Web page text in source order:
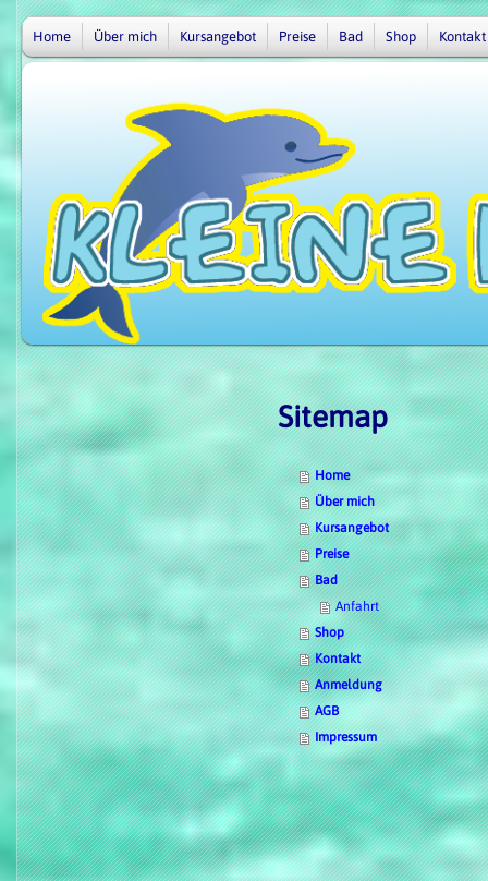
Home Über mich Kursangebot Preise Bad Shop Kontakt
Sitemap
Home
Über mich
Kursangebot
Preise
Bad
Anfahrt
Shop
Kontakt
Anmeldung
AGB
Impressum